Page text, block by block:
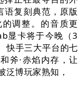
复刻典范，原版
调整。的音质更
显卡将于今晚（3
快手三大平台的七
斧·赤焰内存，让
博玩家熟知，